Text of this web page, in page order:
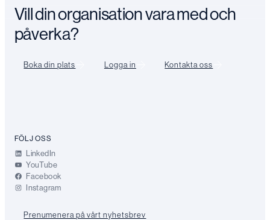
Vill din organisation vara med och
påverka?
Boka din plats Logga in Kontakta oss
FÖLJ OSS
LinkedIn
YouTube
Facebook
Instagram
Prenumenera på vårt nyhetsbrev